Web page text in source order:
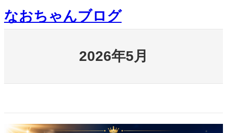
内
容
を
なおちゃんブログ
2026年5月